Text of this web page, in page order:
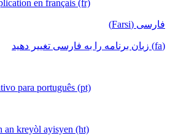
en français (fr)
فارسی (Farsi)
(fa) زبان برنامه را به فارسی تغییر دهید
para português (pt)
an kreyòl ayisyen (ht)